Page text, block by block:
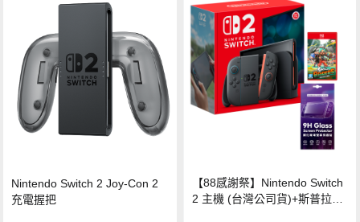
Nintendo Switch 2 Joy-Con 2
充電握把
【88感謝祭】Nintendo Switch
2 主機 (台灣公司貨)+斯普拉遁